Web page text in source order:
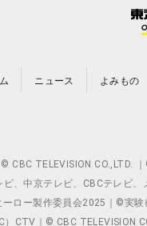
ニュース よみもの
CBC TELEVISION CO.,LTD.
ビ、中京テレビ、CBCテレ
ロー製作委員会2025｜©実験
）CTV｜© CBC TELEVISION